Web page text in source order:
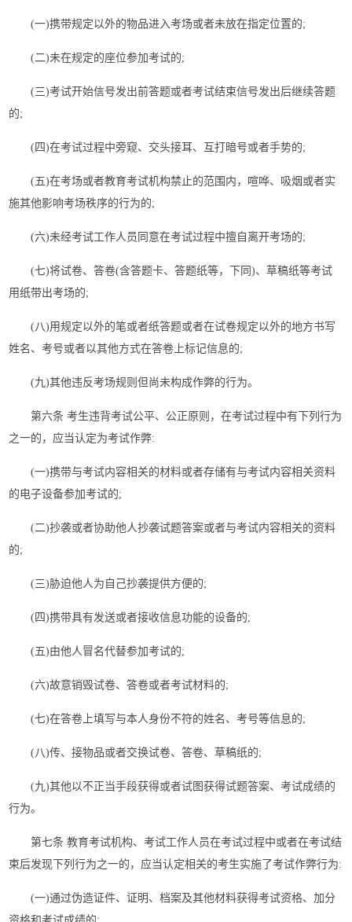
(一)携带规定以外的物品进入考场或者未放在指定位置的;
(二)未在规定的座位参加考试的;
(三)考试开始信号发出前答题或者考试结束信号发出后继续答题
的;
(四)在考试过程中旁窥、交头接耳、互打暗号或者手势的;
(五)在考场或者教育考试机构禁止的范围内，喧哗、吸烟或者实
施其他影响考场秩序的行为的;
(六)未经考试工作人员同意在考试过程中擅自离开考场的;
(七)将试卷、答卷(含答题卡、答题纸等，下同)、草稿纸等考试
用纸带出考场的;
(八)用规定以外的笔或者纸答题或者在试卷规定以外的地方书写
姓名、考号或者以其他方式在答卷上标记信息的;
(九)其他违反考场规则但尚未构成作弊的行为。
第六条 考生违背考试公平、公正原则，在考试过程中有下列行为
之一的，应当认定为考试作弊:
(一)携带与考试内容相关的材料或者存储有与考试内容相关资料
的电子设备参加考试的;
(二)抄袭或者协助他人抄袭试题答案或者与考试内容相关的资料
的;
(三)胁迫他人为自己抄袭提供方便的;
(四)携带具有发送或者接收信息功能的设备的;
(五)由他人冒名代替参加考试的;
(六)故意销毁试卷、答卷或者考试材料的;
(七)在答卷上填写与本人身份不符的姓名、考号等信息的;
(八)传、接物品或者交换试卷、答卷、草稿纸的;
(九)其他以不正当手段获得或者试图获得试题答案、考试成绩的
行为。
第七条 教育考试机构、考试工作人员在考试过程中或者在考试结
束后发现下列行为之一的，应当认定相关的考生实施了考试作弊行为:
(一)通过伪造证件、证明、档案及其他材料获得考试资格、加分